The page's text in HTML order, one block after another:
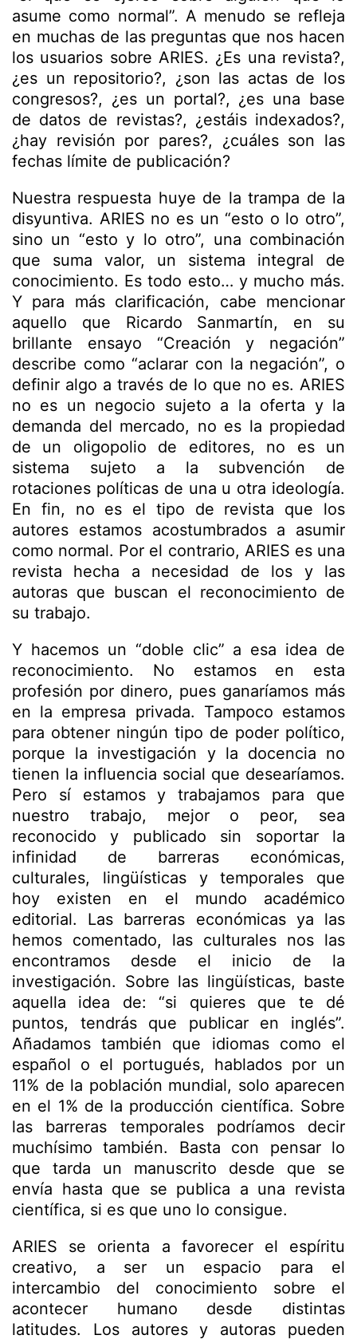
asume como normal”. A menudo se refleja
en muchas de las preguntas que nos hacen
los usuarios sobre ARIES. ¿Es una revista?,
¿es un repositorio?, ¿son las actas de los
congresos?, ¿es un portal?, ¿es una base
de datos de revistas?, ¿estáis indexados?,
¿hay revisión por pares?, ¿cuáles son las
fechas límite de publicación?
Nuestra respuesta huye de la trampa de la
disyuntiva. ARIES no es un “esto o lo otro”,
sino un “esto y lo otro”, una combinación
que suma valor, un sistema integral de
conocimiento. Es todo esto… y mucho más.
Y para más clarificación, cabe mencionar
aquello que Ricardo Sanmartín, en su
brillante ensayo “Creación y negación”
describe como “aclarar con la negación”, o
definir algo a través de lo que no es. ARIES
no es un negocio sujeto a la oferta y la
demanda del mercado, no es la propiedad
de un oligopolio de editores, no es un
sistema sujeto a la subvención de
rotaciones políticas de una u otra ideología.
En fin, no es el tipo de revista que los
autores estamos acostumbrados a asumir
como normal. Por el contrario, ARIES es una
revista hecha a necesidad de los y las
autoras que buscan el reconocimiento de
su trabajo.
Y hacemos un “doble clic” a esa idea de
reconocimiento. No estamos en esta
profesión por dinero, pues ganaríamos más
en la empresa privada. Tampoco estamos
para obtener ningún tipo de poder político,
porque la investigación y la docencia no
tienen la influencia social que desearíamos.
Pero sí estamos y trabajamos para que
nuestro trabajo, mejor o peor, sea
reconocido y publicado sin soportar la
infinidad de barreras económicas,
culturales, lingüísticas y temporales que
hoy existen en el mundo académico
editorial. Las barreras económicas ya las
hemos comentado, las culturales nos las
encontramos desde el inicio de la
investigación. Sobre las lingüísticas, baste
aquella idea de: “si quieres que te dé
puntos, tendrás que publicar en inglés”.
Añadamos también que idiomas como el
español o el portugués, hablados por un
11% de la población mundial, solo aparecen
en el 1% de la producción científica. Sobre
las barreras temporales podríamos decir
muchísimo también. Basta con pensar lo
que tarda un manuscrito desde que se
envía hasta que se publica a una revista
científica, si es que uno lo consigue.
ARIES se orienta a favorecer el espíritu
creativo, a ser un espacio para el
intercambio del conocimiento sobre el
acontecer humano desde distintas
latitudes. Los autores y autoras pueden